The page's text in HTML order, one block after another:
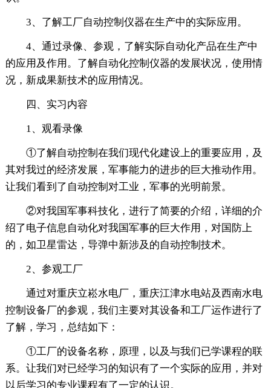
3、了解工厂自动控制仪器在生产中的实际应用。
4、通过录像、参观，了解实际自动化产品在生产中
的应用及作用。了解自动化控制仪器的发展状况，使用情
况，新成果新技术的应用情况。
四、实习内容
1、观看录像
①了解自动控制在我们现代化建设上的重要应用，及
其对我过的经济发展，军事能力的进步的巨大推动作用。
让我们看到了自动控制对工业，军事的光明前景。
②对我国军事科技化，进行了简要的介绍，详细的介
绍了电子信息自动化对我国军事的巨大作用，对国防上
的，如卫星雷达，导弹中新涉及的自动控制技术。
2、参观工厂
通过对重庆立崧水电厂，重庆江津水电站及西南水电
控制设备厂的参观，我们主要对其设备和工厂运作进行了
了解，学习，总结如下：
①工厂的设备名称，原理，以及与我们已学课程的联
系。让我们对已经学习的知识有了一个实际的应用，并对
以后学习的专业课程有了一定的认识。